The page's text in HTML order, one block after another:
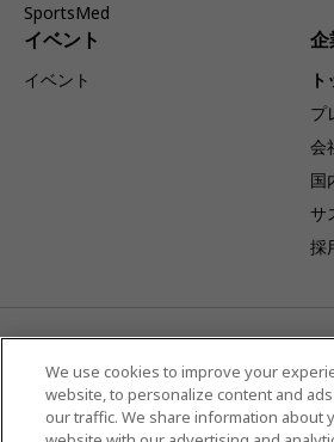
SportsMed
イベント
イベント
企
プ
会
国
サ
採
事業体制変更のお知らせ：キヤノンを吸
を吸収分割会社とする吸収分割契約が締
より当社は日本国内における販売及びサ
として、その事業を展開してまいります
We use cookies to improve your
website, to personalize content and
our traffic. We share information about